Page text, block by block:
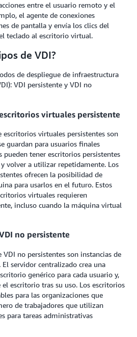
entre el usuario remoto y el
el agente de conexiones
de pantalla y envía los clics del
teclado al escritorio virtual.
de VDI?
de despliegue de infraestructura
VDI persistente y VDI no
virtuales persistente
escritorios virtuales persistentes son
guardan para usuarios finales
pueden tener escritorios persistentes
volver a utilizar repetidamente. Los
ofrecen la posibilidad de
para usarlos en el futuro. Estos
virtuales requieren
incluso cuando la máquina virtual
no persistente
VDI no persistentes son instancias de
servidor centralizado crea una
genérico para cada usuario y,
escritorio tras su uso. Los escritorios
para las organizaciones que
de trabajadores que utilizan
para tareas administrativas